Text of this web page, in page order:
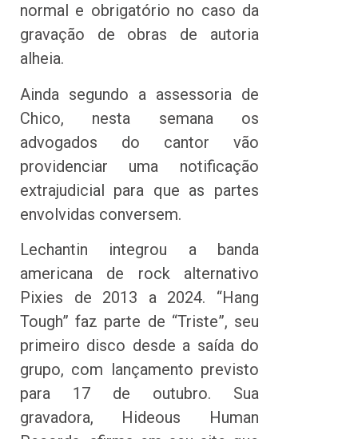
normal e obrigatório no caso da
gravação de obras de autoria
alheia.
Ainda segundo a assessoria de
Chico, nesta semana os
advogados do cantor vão
providenciar uma notificação
extrajudicial para que as partes
envolvidas conversem.
Lechantin integrou a banda
americana de rock alternativo
Pixies de 2013 a 2024. “Hang
Tough” faz parte de “Triste”, seu
primeiro disco desde a saída do
grupo, com lançamento previsto
para 17 de outubro. Sua
gravadora, Hideous Human